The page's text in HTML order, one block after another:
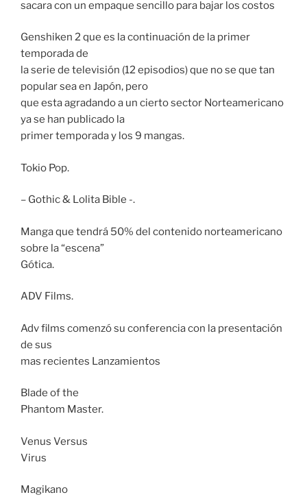
sacara con un empaque sencillo para bajar los costos
Genshiken 2 que es la continuación de la primer
temporada de
la serie de televisión (12 episodios) que no se que tan
popular sea en Japón, pero
que esta agradando a un cierto sector Norteamericano
ya se han publicado la
primer temporada y los 9 mangas.
Tokio Pop.
– Gothic & Lolita Bible -.
Manga que tendrá 50% del contenido norteamericano
sobre la “escena”
Gótica.
ADV Films.
Adv films comenzó su conferencia con la presentación
de sus
mas recientes Lanzamientos
Blade of the
Phantom Master.
Venus Versus
Virus
Magikano